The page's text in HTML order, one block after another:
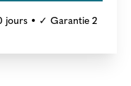
jours • ✓ Garantie 2